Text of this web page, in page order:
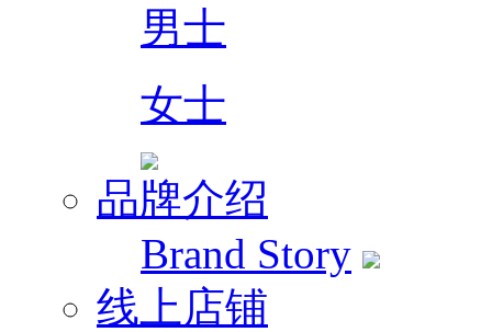
男士
女士
品牌介绍
Brand Story
线上店铺